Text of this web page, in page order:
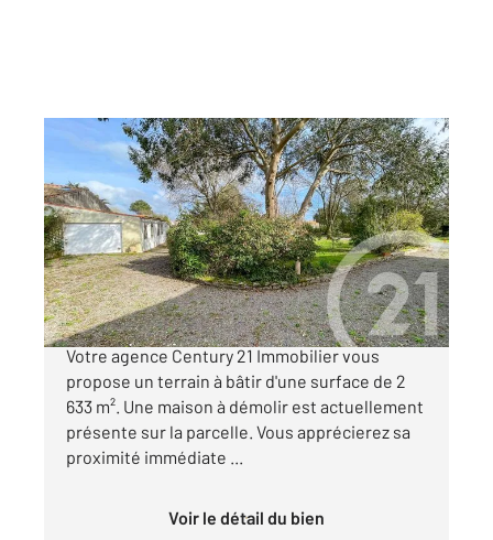
CHATEAU D OLONNE 85
2633 m
2
Ref : 1532
Terrain à vendre
474 200 €
Les Sables-d'Olonne, quartier du Petit Paris.
Votre agence Century 21 Immobilier vous
propose un terrain à bâtir d'une surface de 2
633 m². Une maison à démolir est actuellement
présente sur la parcelle. Vous apprécierez sa
proximité immédiate ...
Voir le détail du bien